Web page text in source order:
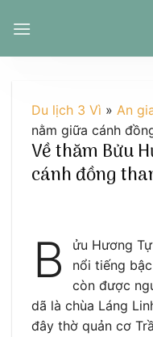
đến
Du lịch 3 Vì » An
nằm giữa cánh
Về thăm Bửu
cánh đồng
B
ửu Hương
nổi tiếng
còn được
dã là chùa Láng
đây thờ quản cơ